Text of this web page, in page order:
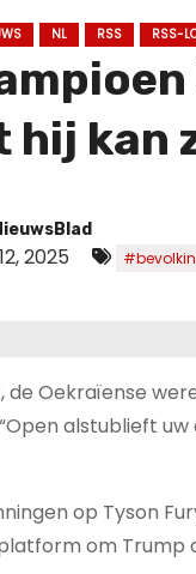
NL RSS RSS-
hij kan
2025
de Oekraïense
alstublieft
op Tyson
om Trump